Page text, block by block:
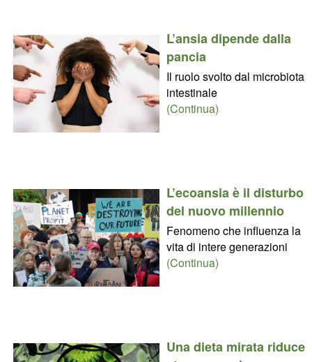
L’ansia dipende dalla
pancia
Il ruolo svolto dal microbiota
intestinale
(Continua)
L’ecoansia è il disturbo
del nuovo millennio
Fenomeno che influenza la
vita di intere generazioni
(Continua)
Una dieta mirata riduce